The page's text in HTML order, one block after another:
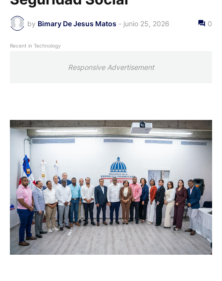
by Bimary De Jesus Matos - junio 25, 2026 0
Recent in Technology
Responsive Advertisement